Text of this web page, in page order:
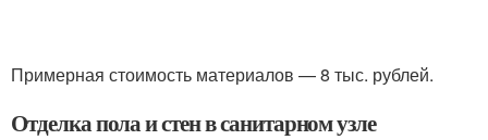
Примерная стоимость материалов — 8 тыс. рублей.
Отделка пола и стен в санитарном узле